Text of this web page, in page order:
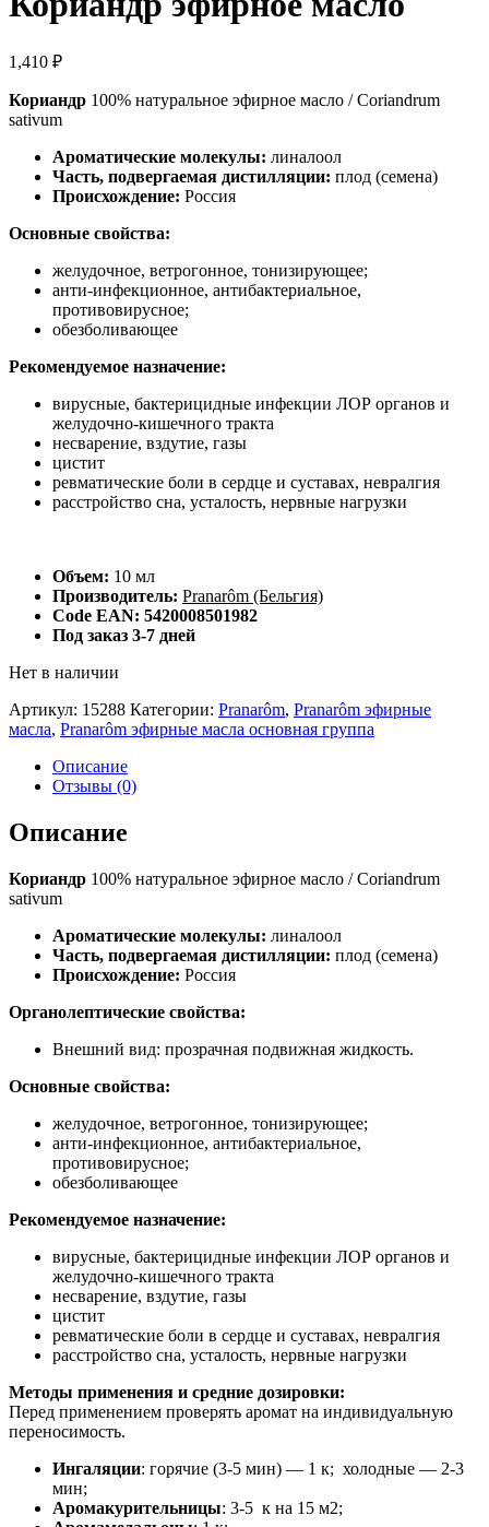
1,410 ₽
Кориандр 100% натуральное эфирное масло / Coriandrum
sativum
Ароматические молекулы: линалоол
Часть, подвергаемая дистилляции: плод (семена)
Происхождение: Россия
Основные свойства:
желудочное, ветрогонное, тонизирующее;
анти-инфекционное, антибактериальное,
противовирусное;
обезболивающее
Рекомендуемое назначение:
вирусные, бактерицидные инфекции ЛОР органов и
желудочно-кишечного тракта
несварение, вздутие, газы
цистит
ревматические боли в сердце и суставах, невралгия
расстройство сна, усталость, нервные нагрузки
Объем: 10 мл
Производитель: Pranarôm (Бельгия)
Code EAN: 5420008501982
Под заказ 3-7 дней
Нет в наличии
Артикул: 15288 Категории: Pranarôm, Pranarôm эфирные
масла, Pranarôm эфирные масла основная группа
Описание
Отзывы (0)
Описание
Кориандр 100% натуральное эфирное масло / Coriandrum
sativum
Ароматические молекулы: линалоол
Часть, подвергаемая дистилляции: плод (семена)
Происхождение: Россия
Органолептические свойства:
Внешний вид: прозрачная подвижная жидкость.
Основные свойства:
желудочное, ветрогонное, тонизирующее;
анти-инфекционное, антибактериальное,
противовирусное;
обезболивающее
Рекомендуемое назначение:
вирусные, бактерицидные инфекции ЛОР органов и
желудочно-кишечного тракта
несварение, вздутие, газы
цистит
ревматические боли в сердце и суставах, невралгия
расстройство сна, усталость, нервные нагрузки
Методы применения и средние дозировки:
Перед применением проверять аромат на индивидуальную
переносимость.
Ингаляции: горячие (3-5 мин) — 1 к; холодные — 2-3
мин;
Аромакурительницы: 3-5 к на 15 м2;